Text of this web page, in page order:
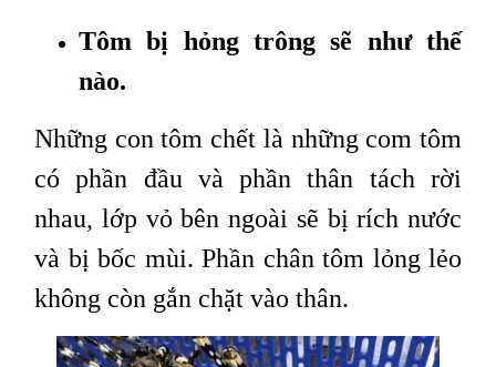
Tôm bị hỏng trông sẽ như thế
nào.
Những con tôm chết là những com tôm
có phần đầu và phần thân tách rời
nhau, lớp vỏ bên ngoài sẽ bị rích nước
và bị bốc mùi. Phần chân tôm lỏng lẻo
không còn gắn chặt vào thân.